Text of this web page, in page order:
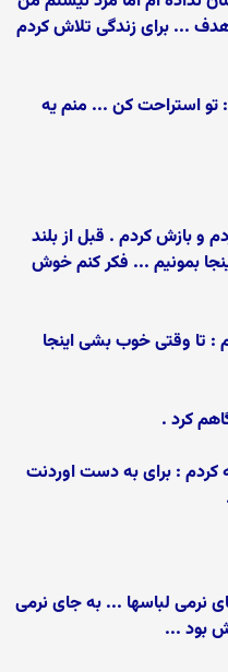
هدف ... برای زندگی تلاش کردم
استراحت کن ... منم یه
بازش کردم . قبل از بلند
بمونیم ... فکر کنم خوش
: تا وقتی خوب بشی اینجا
کرد .
: برای به دست اوردنت
نرمی لباسها ... به جای نرمی
بود ...